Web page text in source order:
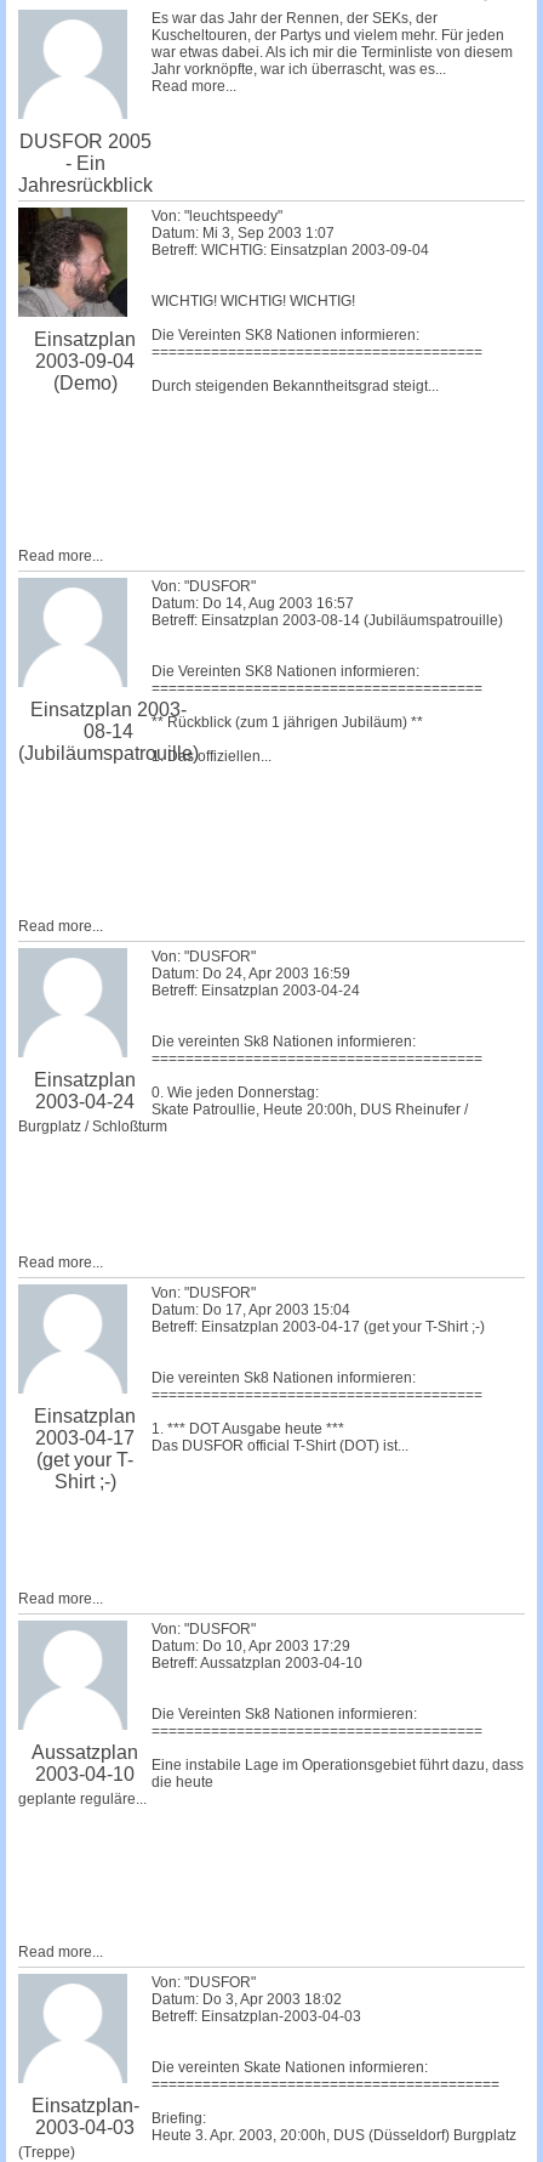
DUSFOR 2005
- Ein
Jahresrückblick
Es war das Jahr der Rennen, der SEKs, der
Kuscheltouren, der Partys und vielem mehr. Für jeden
war etwas dabei. Als ich mir die Terminliste von diesem
Jahr vorknöpfte, war ich überrascht, was es...
Read more...
Einsatzplan
2003-09-04
(Demo)
Von: "leuchtspeedy"
Datum: Mi 3, Sep 2003 1:07
Betreff: WICHTIG: Einsatzplan 2003-09-04
WICHTIG! WICHTIG! WICHTIG!
Die Vereinten SK8 Nationen informieren:
=======================================
Durch steigenden Bekanntheitsgrad steigt...
Read more...
Einsatzplan 2003-
08-14
(Jubiläumspatrouille)
Von: "DUSFOR"
Datum: Do 14, Aug 2003 16:57
Betreff: Einsatzplan 2003-08-14 (Jubiläumspatrouille)
Die Vereinten SK8 Nationen informieren:
=======================================
** Rückblick (zum 1 jährigen Jubiläum) **
1. Das offiziellen...
Read more...
Einsatzplan
2003-04-24
Von: "DUSFOR"
Datum: Do 24, Apr 2003 16:59
Betreff: Einsatzplan 2003-04-24
Die vereinten Sk8 Nationen informieren:
=======================================
0. Wie jeden Donnerstag:
Skate Patroullie, Heute 20:00h, DUS Rheinufer /
Burgplatz / Schloßturm
Read more...
Einsatzplan
2003-04-17
(get your T-
Shirt ;-)
Von: "DUSFOR"
Datum: Do 17, Apr 2003 15:04
Betreff: Einsatzplan 2003-04-17 (get your T-Shirt ;-)
Die vereinten Sk8 Nationen informieren:
=======================================
1. *** DOT Ausgabe heute ***
Das DUSFOR official T-Shirt (DOT) ist...
Read more...
Aussatzplan
2003-04-10
Von: "DUSFOR"
Datum: Do 10, Apr 2003 17:29
Betreff: Aussatzplan 2003-04-10
Die Vereinten Sk8 Nationen informieren:
=======================================
Eine instabile Lage im Operationsgebiet führt dazu, dass
die heute
geplante reguläre...
Read more...
Einsatzplan-
2003-04-03
Von: "DUSFOR"
Datum: Do 3, Apr 2003 18:02
Betreff: Einsatzplan-2003-04-03
Die vereinten Skate Nationen informieren:
=========================================
Briefing:
Heute 3. Apr. 2003, 20:00h, DUS (Düsseldorf) Burgplatz
(Treppe)